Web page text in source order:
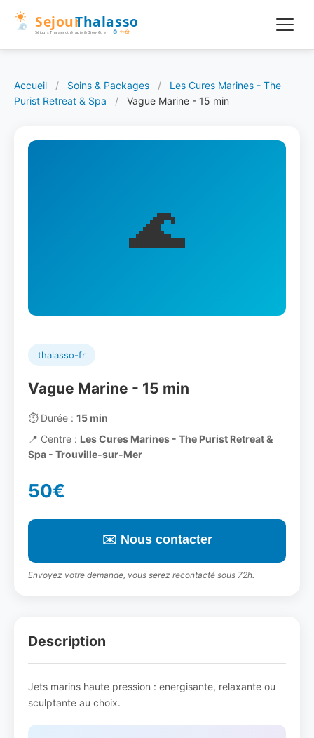
Accueil / Soins & Packages /
Les Cures Marines - The
Purist Retreat & Spa
/ Vague Marine - 15 min
🌊
thalasso-fr
Vague Marine - 15 min
⏱️Durée : 15 min
📍 Centre : Les Cures Marines - The Purist Retreat &
Spa - Trouville-sur-Mer
50€
✉️ Nous contacter
Envoyez votre demande, vous serez recontacté sous 72h.
Description
Jets marins haute pression : energisante, relaxante ou
sculptante au choix.